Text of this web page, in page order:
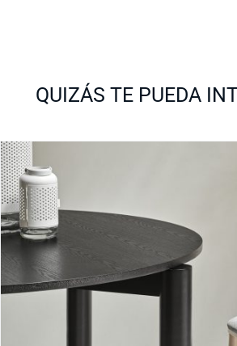
QUIZÁS TE PUEDA